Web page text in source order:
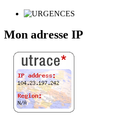
Mon adresse IP